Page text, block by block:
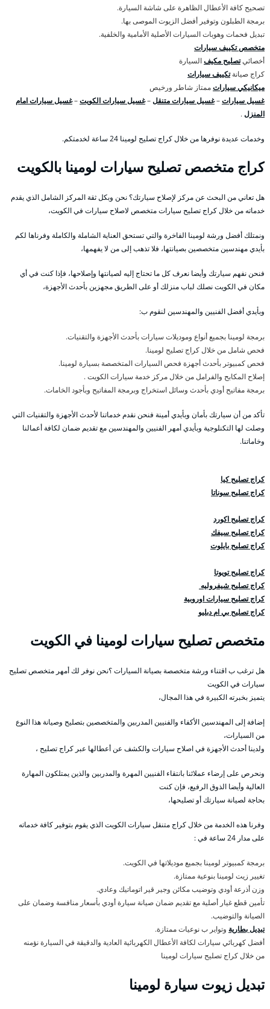
تصحيح كافة الأعطال الظاهرة على شاشة السيارة.
برمجة الطبلون وتوفير أفضل الزيوت الموصى بها.
تبديل فحمات وهوبات السيارات الأصلية الأمامية والخلفية.
متخصص تكييف سيارات
أخصائيتصليح مكيفالسيارة
كراج صيانةتكييف سيارات
ميكانيكي سياراتممتاز شاطر ورخيص
غسيل سيارات–غسيل سيارات متنقل–غسيل سيارات الكويت–غسيل سيارات امام
المنزل.
وخدمات عديدة نوفرها من خلال كراج تصليح لومينا 24 ساعة لخدمتكم.
كراج متخصص تصليح سيارات لومينا بالكويت
هل تعاني من البحث عن مركز لإصلاح سيارتك؟ نحن وبكل ثقة المركز الشامل الذي يقدم
خدماته من خلال كراج تصليح سيارات متخصص لاصلاح سيارات في الكويت،
ونمتلك أفضل ورشة لومينا الفاخرة والتي تستحق العناية الشاملة والكاملة وفرناها لكم
بأيدي مهندسين متخصصين بصيانتها، فلا تذهب إلى من لا يفهمها،
فنحن نفهم سيارتك وأيضا نعرف كل ما تحتاج إليه لصيانتها وإصلاحها، فإذا كنت في أي
مكان في الكويت نصلك لباب منزلك أو على الطريق مجهزين بأحدث الأجهزة،
وبأيدي أفضل الفنيين والمهندسين لنقوم ب:
برمجة لومينا بجميع أنواع وموديلات سيارات بأحدث الأجهزة والتقنيات.
فحص شامل من خلال كراج تصليح لومينا.
فحص كمبيوتر بأحدث أجهزة فحص السيارات المتخصصة بسيارة لومينا.
إصلاح المكابح والفرامل من خلال مركز خدمة سيارات الكويت .
برمجة مفاتيح أودي بأحدث وسائل استخراج وبرمجة المفاتيح وبأجود الخامات.
تأكد من أن سيارتك بأمان وبأيدي أمينة فنحن نقدم خدماتنا لأحدث الأجهزة والتقنيات التي
وصلت لها التكنلوجية وبأيدي أمهر الفنيين والمهندسين مع تقديم ضمان لكافة أعمالنا
وخاماتنا.
كراج تصليح كيا
كراج تصليح سوناتا
كراج تصليح اكورد
كراج تصليح سيفك
كراج تصليح بايلوت
كراج تصليح تويوتا
كراج تصليح شيفروليه
كراج تصليح سيارات اوروبية
كراج تصليح بي ام دبليو
متخصص تصليح سيارات لومينا في الكويت
هل ترغب ب اقتناء ورشة متخصصة بصيانة السيارات ؟نحن نوفر لك أمهر متخصص تصليح
سيارات في الكويت
يتميز بخبرته الكبيرة في هذا المجال،
إضافة إلى المهندسين الأكفاء والفنيين المدربين والمتخصصين بتصليح وصيانة هذا النوع
من السيارات،
ولدينا أحدث الأجهزة في اصلاح سيارات والكشف عن أعطالها عبر كراج تصليح ،
ونحرص على إرضاء عملائنا بانتقاء الفنيين المهرة والمدربين والذين يمتلكون المهارة
العالية وأيضا الذوق الرفيع، فإن كنت
بحاجة لصيانة سيارتك أو تصليحها،
وفرنا هذه الخدمة من خلال كراج متنقل سيارات الكويت الذي يقوم بتوفير كافة خدماته
على مدار 24 ساعة في :
برمجة كمبيوتر لومينا بجميع موديلاتها في الكويت.
تغيير زيت لومينا بنوعية ممتازة.
وزن أذرعة أودي وتوضيب مكائن وجير قير اتوماتيك وعادي.
تأمين قطع غيار أصلية مع تقديم ضمان صيانة سيارة أودي بأسعار منافسة وضمان على
الصيانة والتوضيب.
تبديل بطارية وتواير ب نوعيات ممتازة.
أفضل كهربائي سيارات لكافة الأعطال الكهربائية العادية والدقيقة في السيارة نؤمنه
من خلال كراج تصليح سيارات لومينا
تبديل زيوت سيارة لومينا